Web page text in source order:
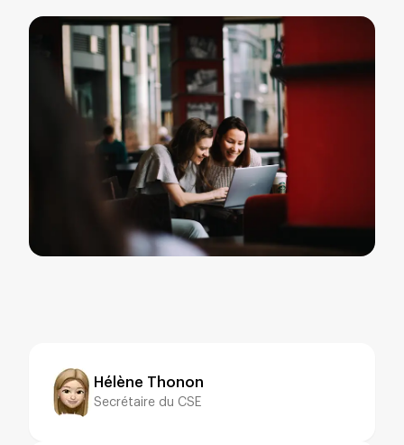
Hélène Thonon
Secrétaire du CSE